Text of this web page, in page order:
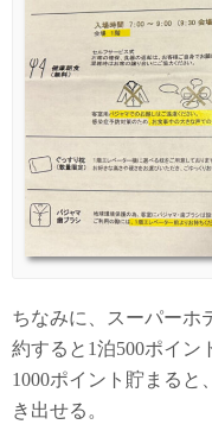
ちなみに、スーパーホ
約すると1泊500ポイン
1000ポイント貯まると
き出せる。